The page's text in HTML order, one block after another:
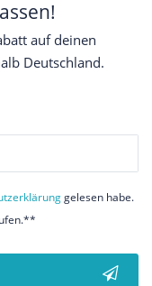
auf deinen
Deutschland.
gelesen habe.